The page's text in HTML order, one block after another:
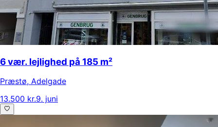
6 vær. lejlighed på 185 m²
Præstø, Adelgade
13.500 kr.9. juni